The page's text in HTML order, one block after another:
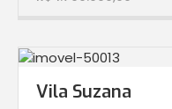
Vila Suzana